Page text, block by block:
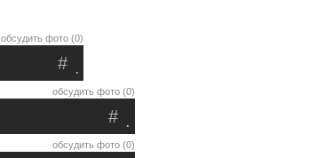
обсудить фото (0)
.
#
обсудить фото (0)
.
#
обсудить фото (0)